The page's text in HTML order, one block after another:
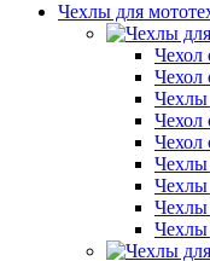
Чехлы для
Чехол
Чехол
Чехлы
Чехол
Чехол
Чехлы
Чехлы
Чехлы
Чехлы